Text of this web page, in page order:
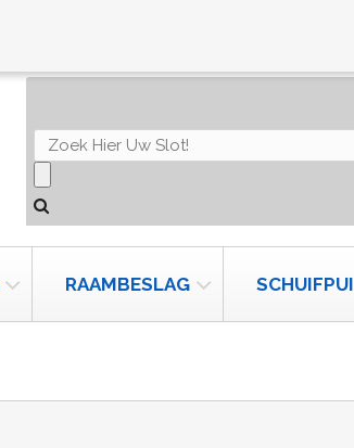
RAAMBESLAG SCHUIFPUI